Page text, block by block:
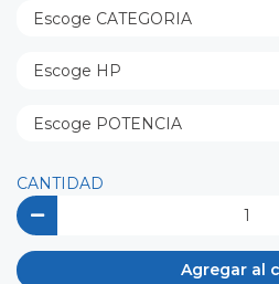
CANTIDAD
Agregar al